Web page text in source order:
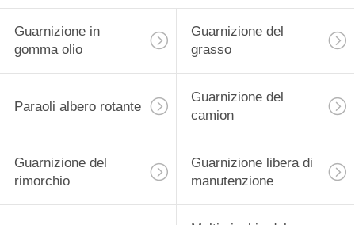
Guarnizione in
gomma olio
Guarnizione del
grasso
Paraoli albero rotante
Guarnizione del
camion
Guarnizione del
rimorchio
Guarnizione libera di
manutenzione